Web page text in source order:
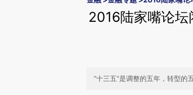
2016陆家嘴论
“十三五”是调整的五年，转型的